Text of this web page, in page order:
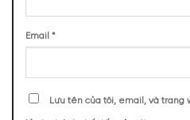
Email *
Lưu tên của tôi, email, và trang